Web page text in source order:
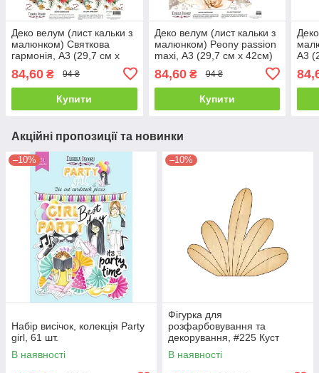
Деко велум (лист кальки з
малюнком) Святкова
гармонія, А3 (29,7 см х
84,60 ₴ 94 ₴
Купити
Деко велум (лист кальки з
малюнком) Peony passion
maxi, А3 (29,7 см х 42см)
84,60₴ 94 ₴
Купити
А3
Акційні пропозиції та новинки
–10%
Набір висічок, колекція Party
girl, 61 шт.
В наявності
–10%
Фігурка для
розфарбовування та
декорування, #225 Куст
В наявності